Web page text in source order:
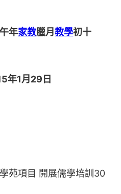
年家教臘月教學初十
1月29日
苑項目 開展儒學培訓30